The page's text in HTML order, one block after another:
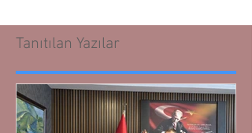
Tanıtılan Yazılar